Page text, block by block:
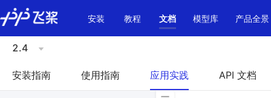
\u200E
安装
教程 文档 模型库 产品全景
2.4
安装指南 使用指南 应用实践 API 文档